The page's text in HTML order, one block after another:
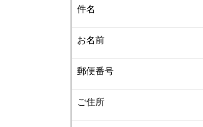
件名
お名前
郵便番号
ご住所